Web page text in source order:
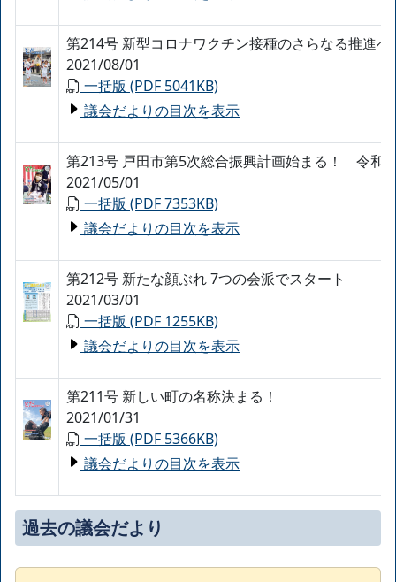
第214号 新型コロナワクチン接種のさらなる推進
2021/08/01
一括版 (PDF 5041KB)
議会だよりの目次を表示
第213号 戸田市第5次総合振興計画始まる！ 令和
2021/05/01
一括版 (PDF 7353KB)
議会だよりの目次を表示
第212号 新たな顔ぶれ 7つの会派でスタート
2021/03/01
一括版 (PDF 1255KB)
議会だよりの目次を表示
第211号 新しい町の名称決まる！
2021/01/31
一括版 (PDF 5366KB)
議会だよりの目次を表示
過去の議会だより